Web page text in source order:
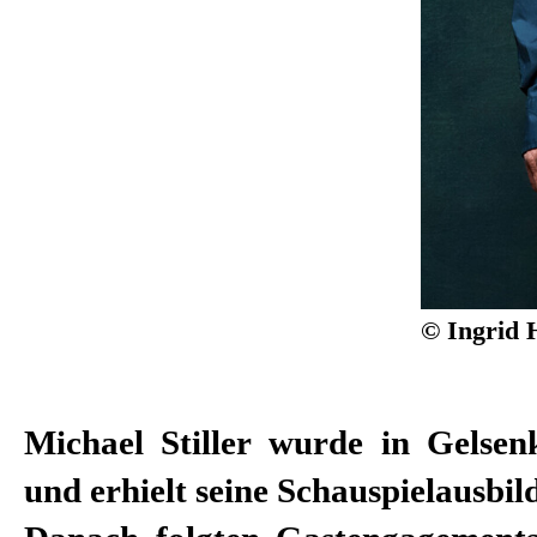
© Ingrid
Michael Stiller wurde in
und erhielt seine
Regisseuren Martin Kušej,
Dimiter Gotscheff, Christian